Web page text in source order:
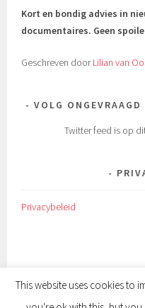
Kort en bondig advies in
documentaires. Geen
Geschreven doorLilian van
VOLG
Twitter feed is op
Privacybeleid
This website uses cookies to